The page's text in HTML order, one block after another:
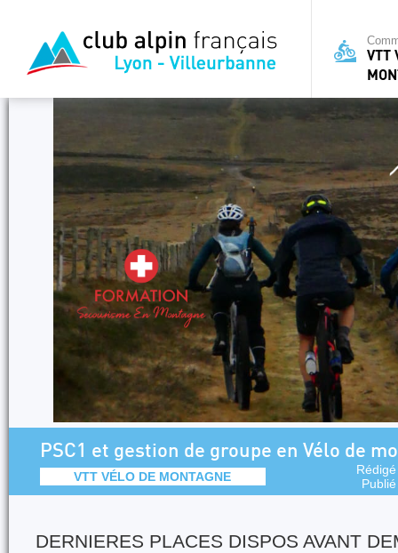
VTT
PSC1 et gestion de groupe en Vélo de
VTT VÉLO DE MONTAGNE
DERNIERES PLACES DISPOS AVANT